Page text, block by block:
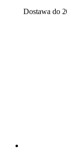
Dostawa do